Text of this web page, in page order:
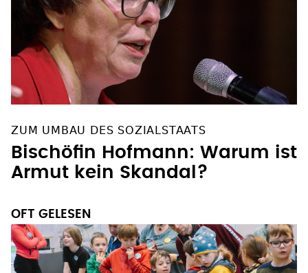
ZUM UMBAU DES SOZIALSTAATS
Bischöfin Hofmann: Warum ist
Armut kein Skandal?
OFT GELESEN